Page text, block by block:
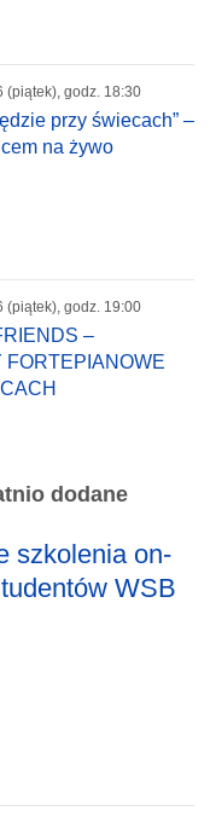
(piątek), godz. 18:30
przy świecach” –
na żywo
(piątek), godz. 19:00
–
FORTEPIANOWE
dodane
szkolenia on-
WSB